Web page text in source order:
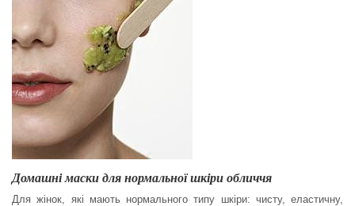
Домашні маски для нормальної шкіри обличчя
Для жінок, які мають нормального типу шкіри: чисту, еластичну,